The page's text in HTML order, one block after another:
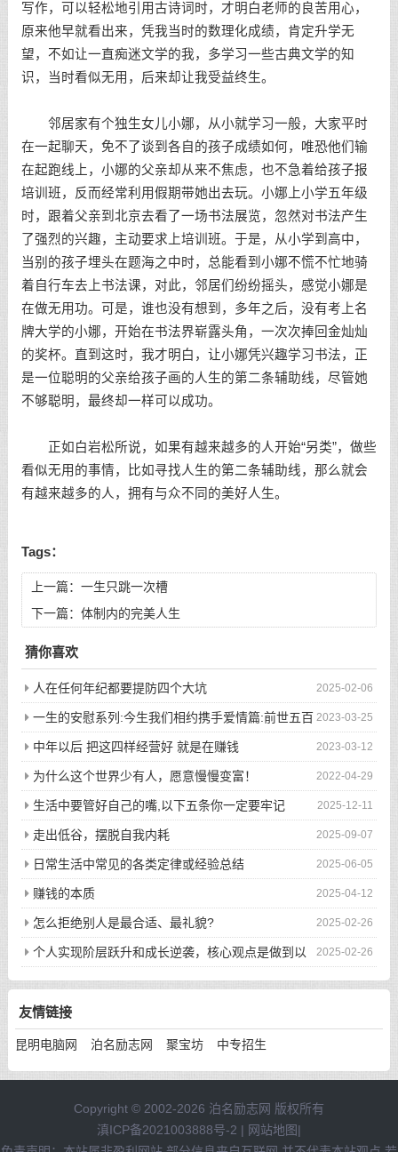
写作，可以轻松地引用古诗词时，才明白老师的良苦用心，
原来他早就看出来，凭我当时的数理化成绩，肯定升学无
望，不如让一直痴迷文学的我，多学习一些古典文学的知
识，当时看似无用，后来却让我受益终生。
邻居家有个独生女儿小娜，从小就学习一般，大家平时
在一起聊天，免不了谈到各自的孩子成绩如何，唯恐他们输
在起跑线上，小娜的父亲却从来不焦虑，也不急着给孩子报
培训班，反而经常利用假期带她出去玩。小娜上小学五年级
时，跟着父亲到北京去看了一场书法展览，忽然对书法产生
了强烈的兴趣，主动要求上培训班。于是，从小学到高中，
当别的孩子埋头在题海之中时，总能看到小娜不慌不忙地骑
着自行车去上书法课，对此，邻居们纷纷摇头，感觉小娜是
在做无用功。可是，谁也没有想到，多年之后，没有考上名
牌大学的小娜，开始在书法界崭露头角，一次次捧回金灿灿
的奖杯。直到这时，我才明白，让小娜凭兴趣学习书法，正
是一位聪明的父亲给孩子画的人生的第二条辅助线，尽管她
不够聪明，最终却一样可以成功。
正如白岩松所说，如果有越来越多的人开始“另类”，做些
看似无用的事情，比如寻找人生的第二条辅助线，那么就会
有越来越多的人，拥有与众不同的美好人生。
Tags：
上一篇： 一生只跳一次槽
下一篇： 体制内的完美人生
猜你喜欢
2025-02-06
人在任何年纪都要提防四个大坑
2023-03-25
一生的安慰系列:今生我们相约携手爱情篇:前世五百
次的回眸才换来今生的相遇
2023-03-12
中年以后 把这四样经营好 就是在赚钱
2022-04-29
为什么这个世界少有人，愿意慢慢变富！
2025-12-11
生活中要管好自己的嘴,以下五条你一定要牢记
2025-09-07
走出低谷，摆脱自我内耗
2025-06-05
日常生活中常见的各类定律或经验总结
2025-04-12
赚钱的本质
2025-02-26
怎么拒绝别人是最合适、最礼貌?
2025-02-26
个人实现阶层跃升和成长逆袭，核心观点是做到以
下八件事
友情链接
昆明电脑网 泊名励志网 聚宝坊 中专招生
Copyright © 2002-2026 泊名励志网 版权所有
滇ICP备2021003888号-2 | 网站地图|